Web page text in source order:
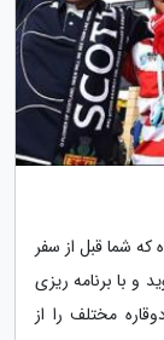
که شما قبل از سفر
و با برنامه ریزی
مختلف را از